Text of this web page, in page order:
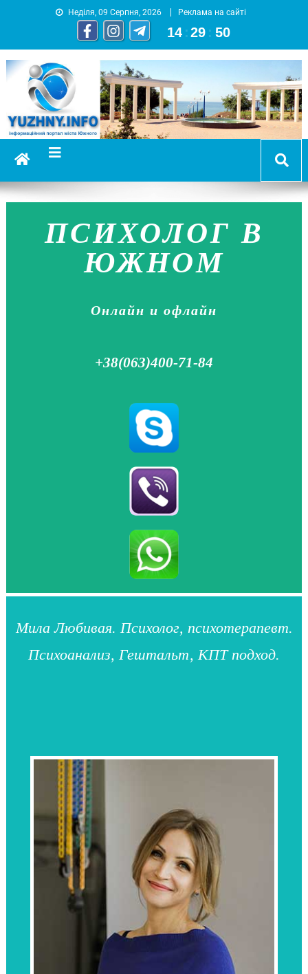
Неділя, 09 Серпня, 2026 Реклама на сайті
14 :29 : 51
YUZHNY.INFO
информационный портал города Южный
ПСИХОЛОГ В
ЮЖНОМ
Онлайн и офлайн
+38(063)400-71-84
Мила Любивая. Психолог, психотерапевт.
Психоанализ, Гештальт, КПТ подход.